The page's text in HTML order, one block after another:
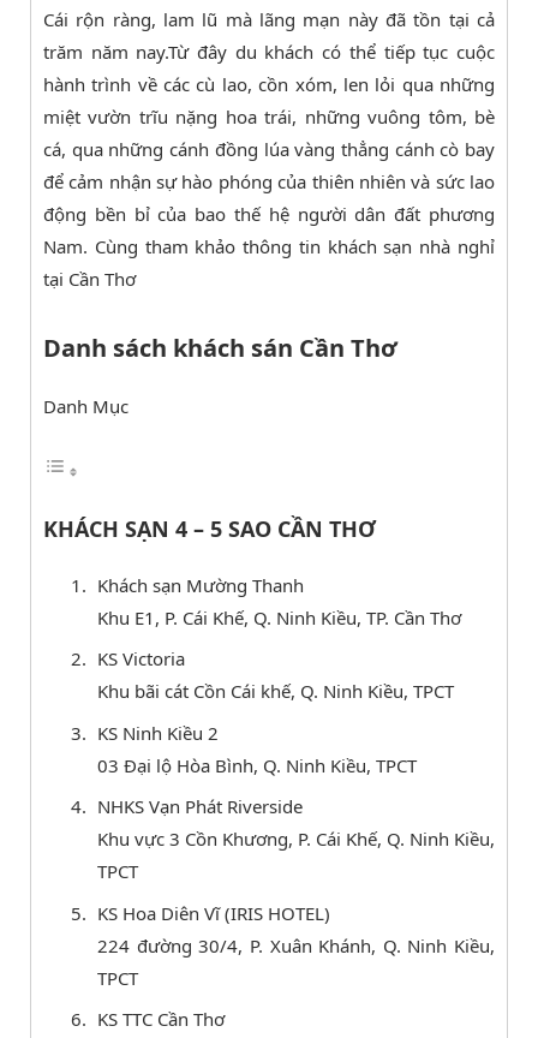
Cái rộn ràng, lam lũ mà lãng mạn này đã tồn tại cả
trăm năm nay.Từ đây du khách có thể tiếp tục cuộc
hành trình về các cù lao, cồn xóm, len lỏi qua những
miệt vườn trĩu nặng hoa trái, những vuông tôm, bè
cá, qua những cánh đồng lúa vàng thẳng cánh cò bay
để cảm nhận sự hào phóng của thiên nhiên và sức lao
động bền bỉ của bao thế hệ người dân đất phương
Nam. Cùng tham khảo thông tin khách sạn nhà nghỉ
tại Cần Thơ
Danh sách khách sán Cần Thơ
Danh Mục
KHÁCH SẠN 4 – 5 SAO CẦN THƠ
Khách sạn Mường Thanh
Khu E1, P. Cái Khế, Q. Ninh Kiều, TP. Cần Thơ
KS Victoria
Khu bãi cát Cồn Cái khế, Q. Ninh Kiều, TPCT
KS Ninh Kiều 2
03 Đại lộ Hòa Bình, Q. Ninh Kiều, TPCT
NHKS Vạn Phát Riverside
Khu vực 3 Cồn Khương, P. Cái Khế, Q. Ninh Kiều,
TPCT
KS Hoa Diên Vĩ (IRIS HOTEL)
224 đường 30/4, P. Xuân Khánh, Q. Ninh Kiều,
TPCT
KS TTC Cần Thơ